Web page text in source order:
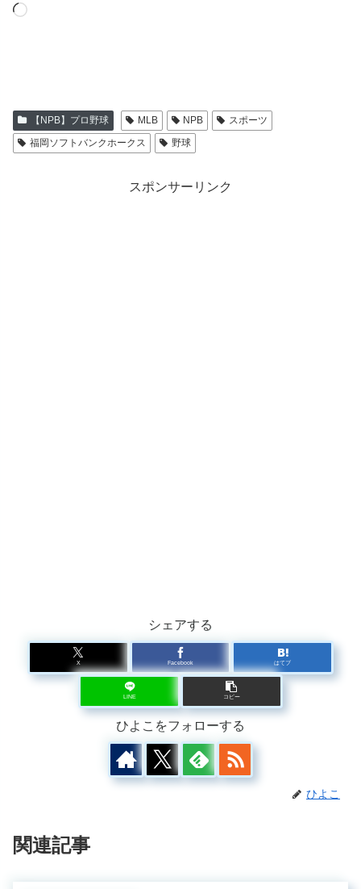
読
【NPB】プロ野球 MLB NPB
スポーツ
福岡ソフトバンクホークス
野球
スポンサーリンク
シェアする
X Facebook はてブ
LINE コピー
ひよこをフォローする
ひよこ
関連記事